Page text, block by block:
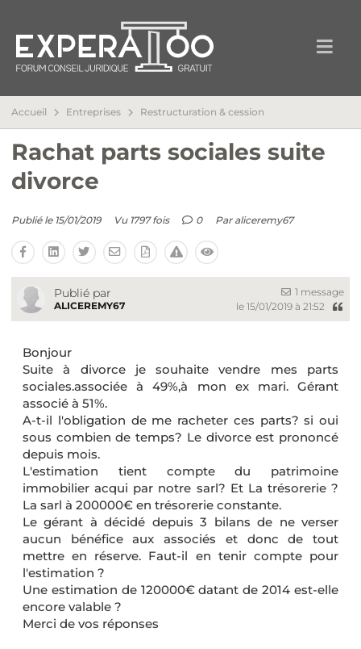
Accueil Entreprises Restructuration & cession
Rachat parts sociales suite
divorce
Publié le 15/01/2019 Vu 1797 fois 0 Par aliceremy67
Publié par
ALICEREMY67
1 message
le 15/01/2019 à 21:52
Bonjour
Suite à divorce je souhaite vendre mes parts
sociales.associée à 49%,à mon ex mari. Gérant
associé à 51%.
A-t-il l'obligation de me racheter ces parts? si oui
sous combien de temps? Le divorce est prononcé
depuis mois.
L'estimation tient compte du patrimoine
immobilier acqui par notre sarl? Et La trésorerie ?
La sarl à 200000€ en trésorerie constante.
Le gérant à décidé depuis 3 bilans de ne verser
aucun bénéfice aux associés et donc de tout
mettre en réserve. Faut-il en tenir compte pour
l'estimation ?
Une estimation de 120000€ datant de 2014 est-elle
encore valable ?
Merci de vos réponses